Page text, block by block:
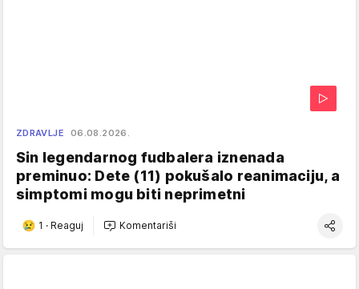
ZDRAVLJE 06.08.2026.
Sin legendarnog fudbalera iznenada
preminuo: Dete (11) pokušalo reanimaciju, a
simptomi mogu biti neprimetni
1 · Reaguj Komentariši